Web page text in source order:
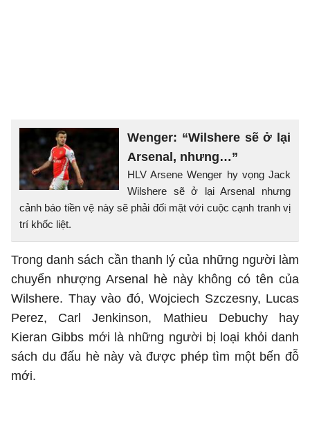
Wenger: “Wilshere sẽ ở lại
Arsenal, nhưng…”
HLV Arsene Wenger hy vọng Jack
Wilshere sẽ ở lại Arsenal nhưng
cảnh báo tiền vệ này sẽ phải đối mặt với cuộc cạnh tranh vị
trí khốc liệt.
Trong danh sách cần thanh lý của những người làm
chuyển nhượng Arsenal hè này không có tên của
Wilshere. Thay vào đó, Wojciech Szczesny, Lucas
Perez, Carl Jenkinson, Mathieu Debuchy hay
Kieran Gibbs mới là những người bị loại khỏi danh
sách du đấu hè này và được phép tìm một bến đỗ
mới.